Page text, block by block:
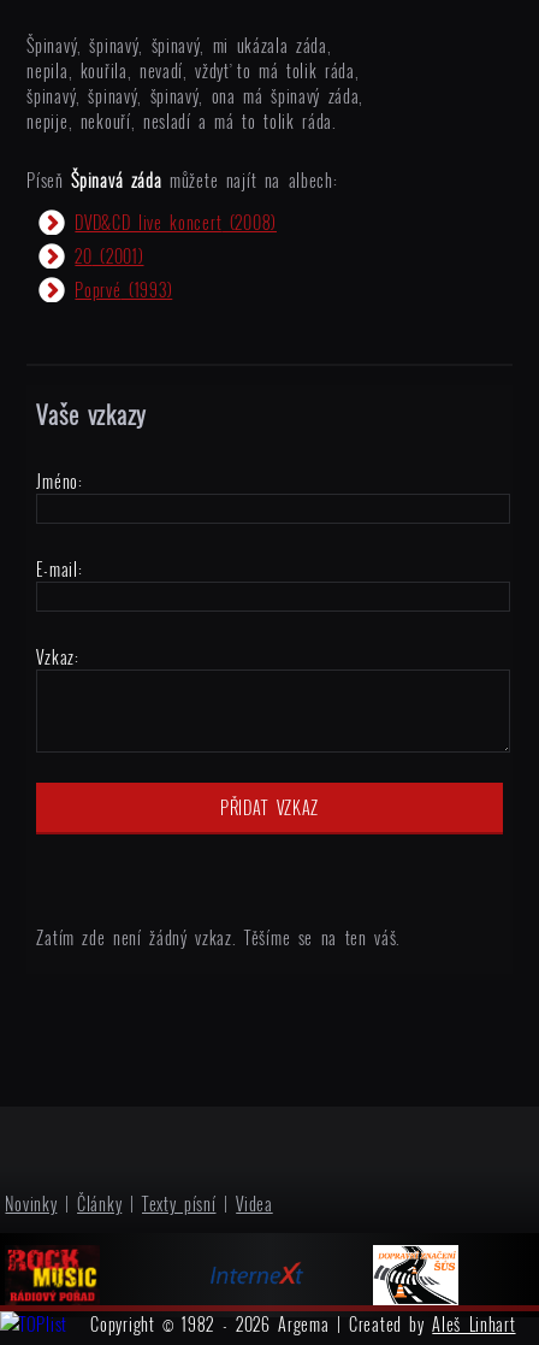
Špinavý, špinavý, špinavý, mi ukázala záda,
nepila, kouřila, nevadí, vždyť to má tolik ráda,
špinavý, špinavý, špinavý, ona má špinavý záda,
nepije, nekouří, nesladí a má to tolik ráda.
PíseňŠpinavá záda můžete najít na albech:
DVD&CD live koncert (2008)
20 (2001)
Poprvé (1993)
Vaše vzkazy
Jméno:
E-mail:
Vzkaz:
Zatím zde není žádný vzkaz. Těšíme se na ten váš.
Novinky |Články |Texty písní |Videa
Copyright © 1982 - 2026 Argema | Created byAleš Linhart